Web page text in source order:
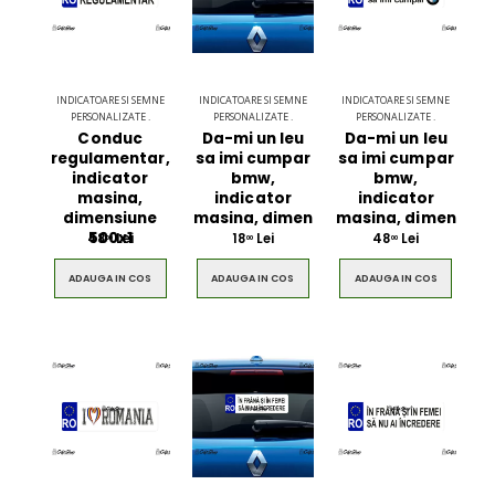
INDICATOARE SI SEMNE
PERSONALIZATE .
Conduc
regulamentar,
indicator
masina,
dimensiune
500x1
4800Lei
ADAUGA IN COS
INDICATOARE SI SEMNE
PERSONALIZATE .
Da-mi un leu
sa imi cumpar
bmw,
indicator
masina, dimen
1800Lei
ADAUGA IN COS
INDICATOARE SI SEMNE
PERSONALIZATE .
Da-mi un leu
sa imi cumpar
bmw,
indicator
masina, dimen
4800 Lei
ADAUGA IN COS